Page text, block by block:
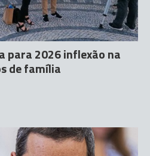
para 2026 inflexão na
de família